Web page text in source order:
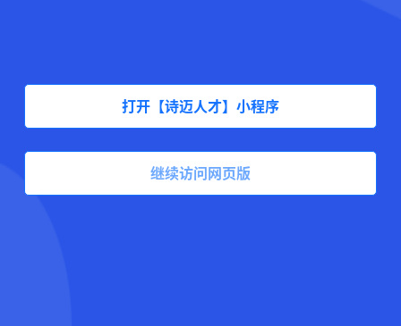
打开【诗迈人才】小程序
继续访问网页版